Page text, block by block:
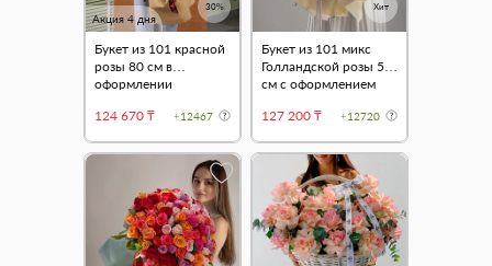
Акция 4 дня
30%
Букет из 101 красной
розы 80 см в
оформлении
124 670 ₸
+12467
Хит
Букет из 101 микс
Голландской розы 50
см с оформлением
127 200 ₸
+12720